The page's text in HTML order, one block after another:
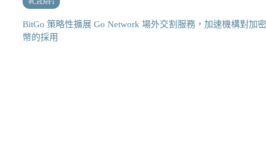
BitGo 策略性擴展 Go Network 場外交割服務，加速機構對加
幣的採用